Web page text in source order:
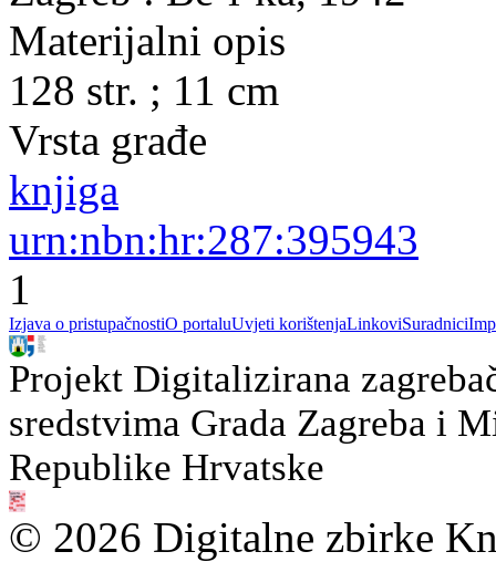
Materijalni opis
128 str. ; 11 cm
Vrsta građe
knjiga
urn:nbn:hr:287:395943
1
Izjava o pristupačnostiO portaluUvjeti korištenjaLinkoviSuradnici
Projekt Digitalizirana
sredstvima Grada Zagreba i
Republike Hrvatske
© 2026 Digitalne zbirke